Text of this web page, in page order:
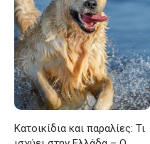
Κατοικίδια και παραλίες: Τι